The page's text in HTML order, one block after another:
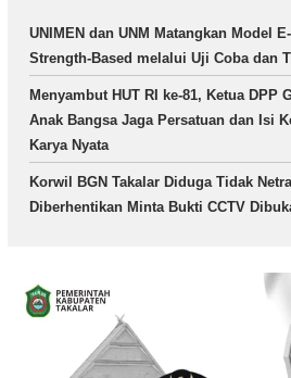
UNIMEN dan UNM Matangkan Model
Strength-Based melalui Uji Coba dan
Menyambut HUT RI ke-81, Ketua DPP
Anak Bangsa Jaga Persatuan dan Isi
Karya Nyata
Korwil BGN Takalar Diduga Tidak
Diberhentikan Minta Bukti CCTV